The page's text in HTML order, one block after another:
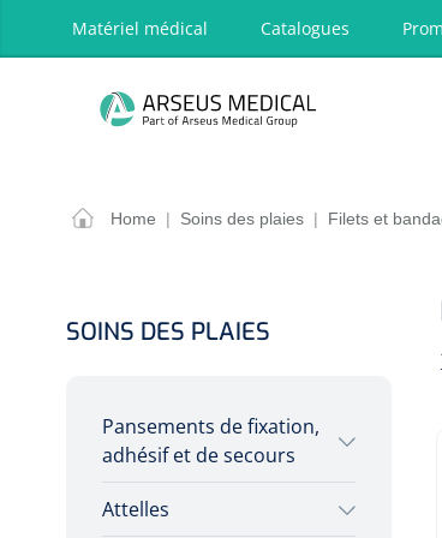
Ga naar de hoofdnavigatie
Matériel médical Catalogues
Accueil
Diagnostic
Physiothérapie et rééducation
OPTIONS
Home | Soins des plaies | Filets et
SOINS DES PLAIES
Pansements de fixation,
adhésif et de secours
Sparadraps chirurgicaux
Attelles